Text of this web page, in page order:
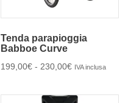
Tenda parapioggia
Babboe Curve
199,00€ - 230,00€ IVA inclusa